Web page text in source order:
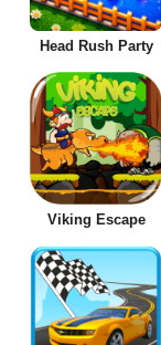
Head Rush Party
Viking Escape